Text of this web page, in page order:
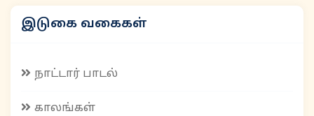
இடுகை வகைகள்
நாட்டார் பாடல்
காலங்கள்